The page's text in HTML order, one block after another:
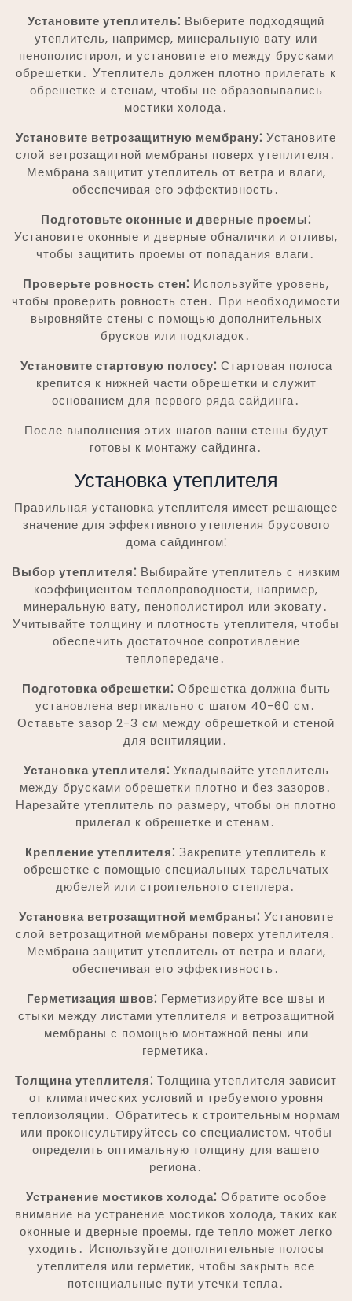
Установите утеплитель⁚ Выберите подходящий
утеплитель, например, минеральную вату или
пенополистирол, и установите его между брусками
обрешетки․ Утеплитель должен плотно прилегать к
обрешетке и стенам, чтобы не образовывались
мостики холода․
Установите ветрозащитную мембрану⁚ Установите
слой ветрозащитной мембраны поверх утеплителя․
Мембрана защитит утеплитель от ветра и влаги,
обеспечивая его эффективность․
Подготовьте оконные и дверные проемы⁚
Установите оконные и дверные обналички и отливы,
чтобы защитить проемы от попадания влаги․
Проверьте ровность стен⁚ Используйте уровень,
чтобы проверить ровность стен․ При необходимости
выровняйте стены с помощью дополнительных
брусков или подкладок․
Установите стартовую полосу⁚ Стартовая полоса
крепится к нижней части обрешетки и служит
основанием для первого ряда сайдинга․
После выполнения этих шагов ваши стены будут
готовы к монтажу сайдинга․
Установка утеплителя
Правильная установка утеплителя имеет решающее
значение для эффективного утепления брусового
дома сайдингом⁚
Выбор утеплителя⁚ Выбирайте утеплитель с низким
коэффициентом теплопроводности, например,
минеральную вату, пенополистирол или эковату․
Учитывайте толщину и плотность утеплителя, чтобы
обеспечить достаточное сопротивление
теплопередаче․
Подготовка обрешетки⁚ Обрешетка должна быть
установлена вертикально с шагом 40-60 см․
Оставьте зазор 2-3 см между обрешеткой и стеной
для вентиляции․
Установка утеплителя⁚ Укладывайте утеплитель
между брусками обрешетки плотно и без зазоров․
Нарезайте утеплитель по размеру, чтобы он плотно
прилегал к обрешетке и стенам․
Крепление утеплителя⁚ Закрепите утеплитель к
обрешетке с помощью специальных тарельчатых
дюбелей или строительного степлера․
Установка ветрозащитной мембраны⁚ Установите
слой ветрозащитной мембраны поверх утеплителя․
Мембрана защитит утеплитель от ветра и влаги,
обеспечивая его эффективность․
Герметизация швов⁚ Герметизируйте все швы и
стыки между листами утеплителя и ветрозащитной
мембраны с помощью монтажной пены или
герметика․
Толщина утеплителя⁚ Толщина утеплителя зависит
от климатических условий и требуемого уровня
теплоизоляции․ Обратитесь к строительным нормам
или проконсультируйтесь со специалистом, чтобы
определить оптимальную толщину для вашего
региона․
Устранение мостиков холода⁚ Обратите особое
внимание на устранение мостиков холода, таких как
оконные и дверные проемы, где тепло может легко
уходить․ Используйте дополнительные полосы
утеплителя или герметик, чтобы закрыть все
потенциальные пути утечки тепла․